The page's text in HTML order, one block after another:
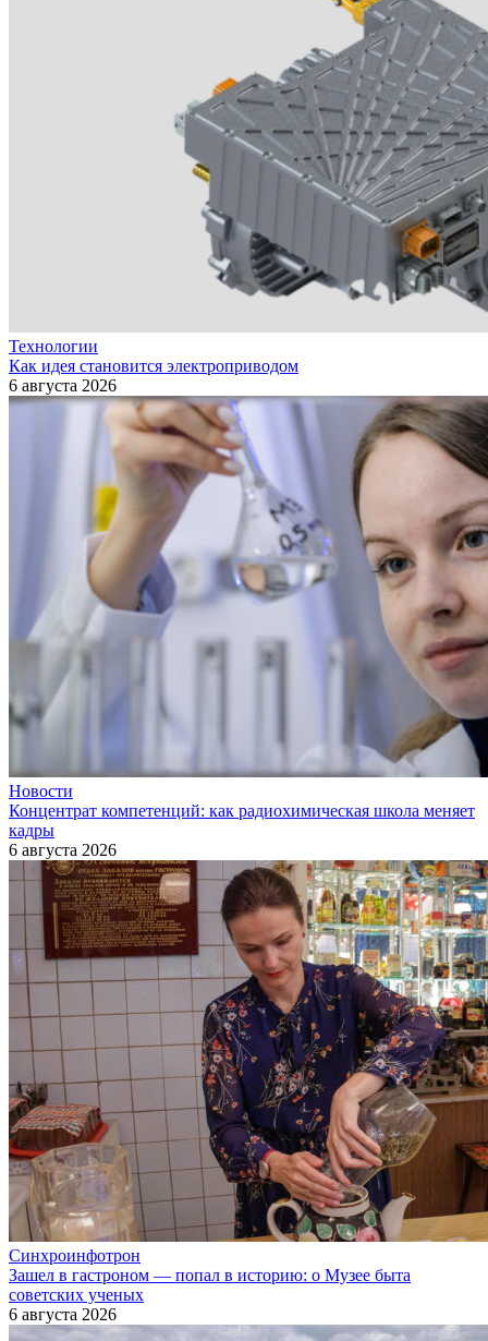
Технологии
Как идея становится электроприводом
6 августа 2026
Новости
Концентрат компетенций: как радиохимическая школа меняет
кадры
6 августа 2026
Синхроинфотрон
Зашел в гастроном — попал в историю: о Музее быта
советских ученых
6 августа 2026